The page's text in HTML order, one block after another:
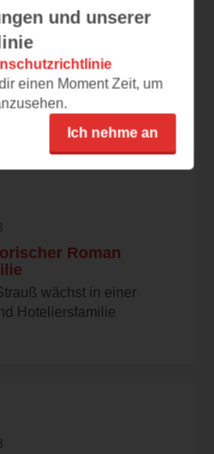
Weinbergen
hat ihr früh schon viel
Roman
wächst in einer
Hoteliersfamilie
und unserer
einen Moment Zeit, um
Ich nehme an